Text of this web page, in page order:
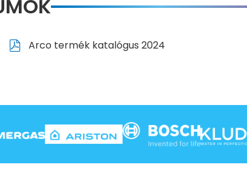
Arco termék katalógus 2024